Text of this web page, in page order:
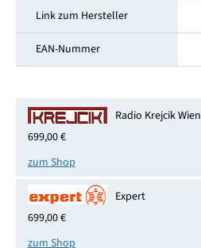
Link zum Hersteller
EAN-Nummer
Radio Krejcik Wien
699,00 €
zum Shop
Expert
699,00 €
zum Shop